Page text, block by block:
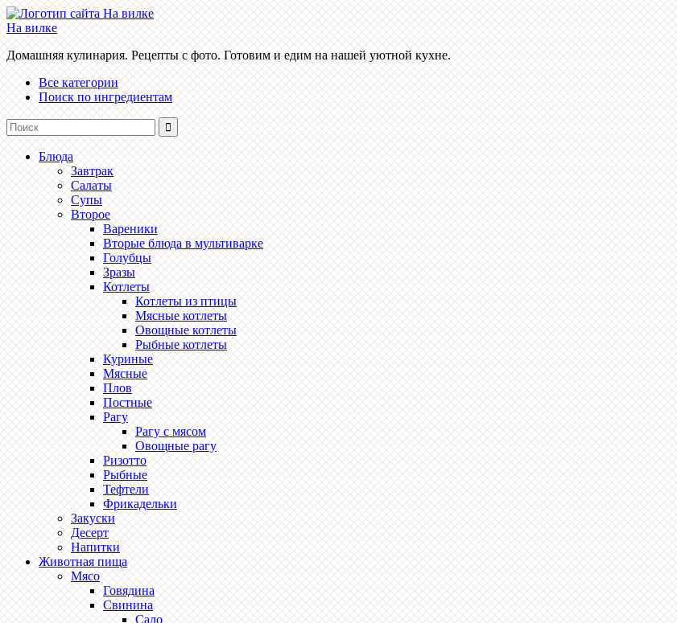
На вилке
Домашняя кулинария. Рецепты с фото. Готовим и едим на нашей уютной кухне.
Все категории
Поиск по ингредиентам
Блюда
Завтрак
Салаты
Супы
Второе
Вареники
Вторые блюда в мультиварке
Голубцы
Зразы
Котлеты
Котлеты из птицы
Мясные котлеты
Овощные котлеты
Рыбные котлеты
Куриные
Мясные
Плов
Постные
Рагу
Рагу с мясом
Овощные рагу
Ризотто
Рыбные
Тефтели
Фрикадельки
Закуски
Десерт
Напитки
Животная пища
Мясо
Говядина
Свинина
Сало